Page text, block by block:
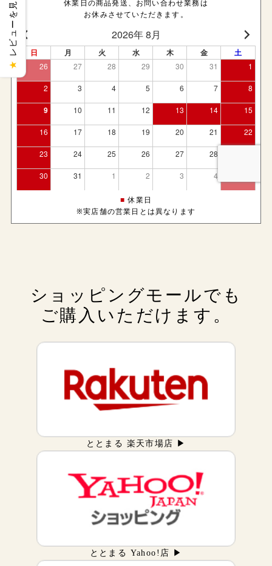
休業日の商品発送、お問い合わせ業務は
お休みさせていただきます。
■ 休業日
※実店舗の営業日とは異なります
ショッピングモールでも
ご購入いただけます。
ととまる 楽天市場店 ▶
ととまる Yahoo!店 ▶
★
レビューを見る